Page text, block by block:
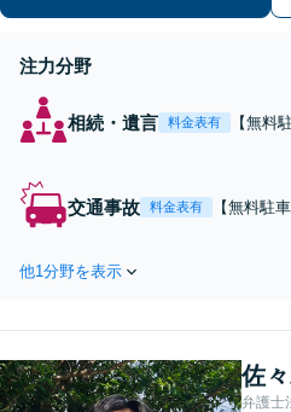
注力分野
相続・遺言 料金表有
【無料
の相続
交通事故 料金表有
【無料駐
もご相談
他1分野を表示
佐
弁護士